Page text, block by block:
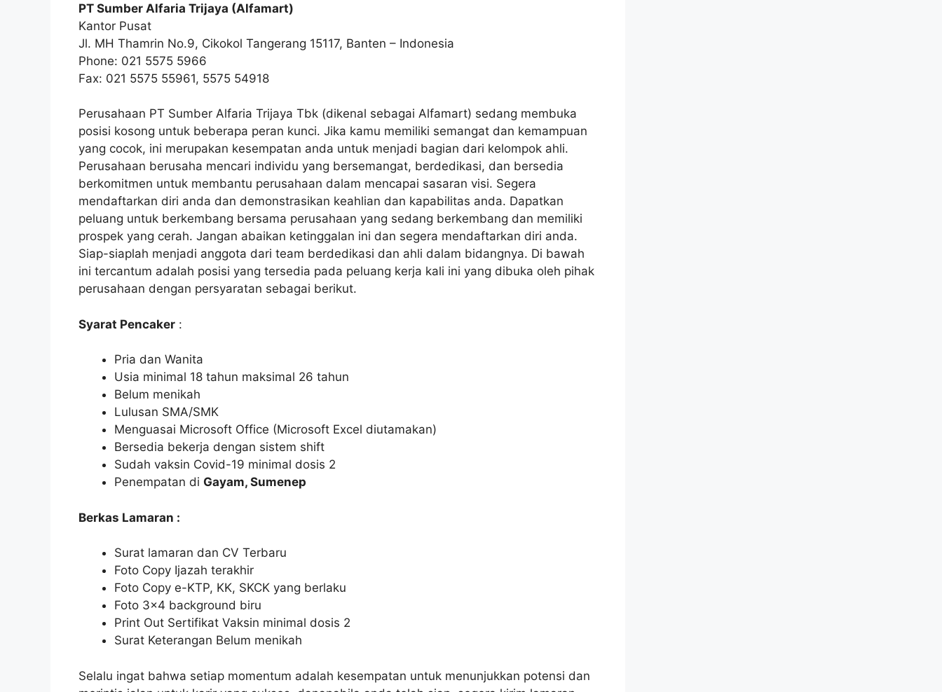
PT Sumber Alfaria Trijaya (Alfamart)
Kantor Pusat
Jl. MH Thamrin No.9, Cikokol Tangerang 15117, Banten – Indonesia
Phone: 021 5575 5966
Fax: 021 5575 55961, 5575 54918
Perusahaan PT Sumber Alfaria Trijaya Tbk (dikenal sebagai Alfamart) sedang membuka
posisi kosong untuk beberapa peran kunci. Jika kamu memiliki semangat dan kemampuan
yang cocok, ini merupakan kesempatan anda untuk menjadi bagian dari kelompok ahli.
Perusahaan berusaha mencari individu yang bersemangat, berdedikasi, dan bersedia
berkomitmen untuk membantu perusahaan dalam mencapai sasaran visi. Segera
mendaftarkan diri anda dan demonstrasikan keahlian dan kapabilitas anda. Dapatkan
peluang untuk berkembang bersama perusahaan yang sedang berkembang dan memiliki
prospek yang cerah. Jangan abaikan ketinggalan ini dan segera mendaftarkan diri anda.
Siap-siaplah menjadi anggota dari team berdedikasi dan ahli dalam bidangnya. Di bawah
ini tercantum adalah posisi yang tersedia pada peluang kerja kali ini yang dibuka oleh pihak
perusahaan dengan persyaratan sebagai berikut.
Syarat Pencaker :
Pria dan Wanita
Usia minimal 18 tahun maksimal 26 tahun
Belum menikah
Lulusan SMA/SMK
Menguasai Microsoft Office (Microsoft Excel diutamakan)
Bersedia bekerja dengan sistem shift
Sudah vaksin Covid-19 minimal dosis 2
Penempatan di Gayam, Sumenep
Berkas Lamaran :
Surat lamaran dan CV Terbaru
Foto Copy Ijazah terakhir
Foto Copy e-KTP, KK, SKCK yang berlaku
Foto 3×4 background biru
Print Out Sertifikat Vaksin minimal dosis 2
Surat Keterangan Belum menikah
Selalu ingat bahwa setiap momentum adalah kesempatan untuk menunjukkan potensi dan